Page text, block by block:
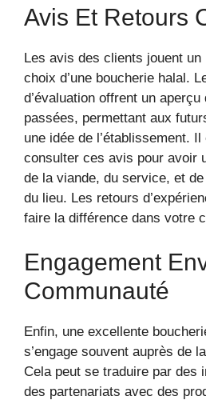
Avis Et Retours
Les avis des clients jouent
choix d’une boucherie halal.
d’évaluation offrent un
passées, permettant aux
une idée de l’établissement.
consulter ces avis pour avoir
de la viande, du service, et de
du lieu. Les retours
faire la différence dans votre
Engagement
Communauté
Enfin, une excellente
s’engage souvent auprès de
Cela peut se traduire par des
des partenariats avec des